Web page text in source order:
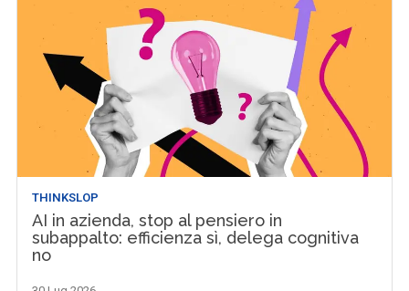
THINKSLOP
AI in azienda, stop al pensiero in
subappalto: efficienza sì, delega cognitiva
no